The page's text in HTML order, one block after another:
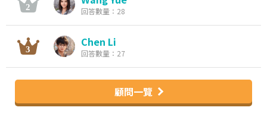
回答數量：28
Chen Li
回答數量：27
顧問一覽